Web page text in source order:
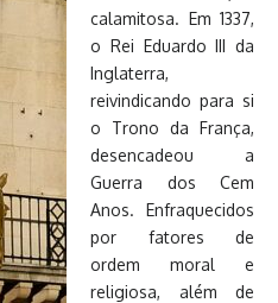
calamitosa. Em 1337,
o Rei Eduardo III da
Inglaterra,
reivindicando para si
o Trono da França,
desencadeou a
Guerra dos Cem
Anos. Enfraquecidos
por fatores de
ordem moral e
religiosa, além de